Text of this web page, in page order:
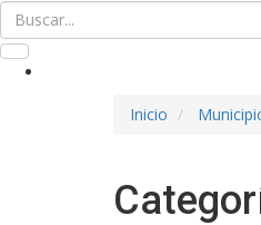
Inicio